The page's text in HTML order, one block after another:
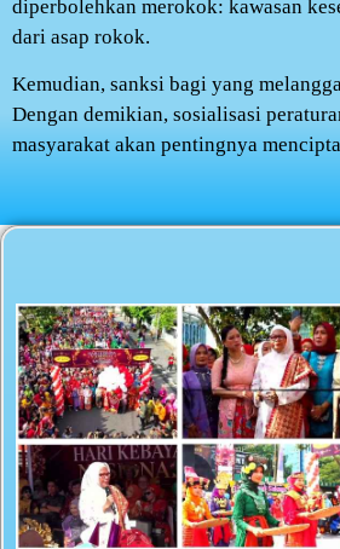
diperbolehkan merokok: kawasan
dari asap rokok.
Kemudian, sanksi bagi yang
Dengan demikian, sosialisasi
masyarakat akan pentingnya